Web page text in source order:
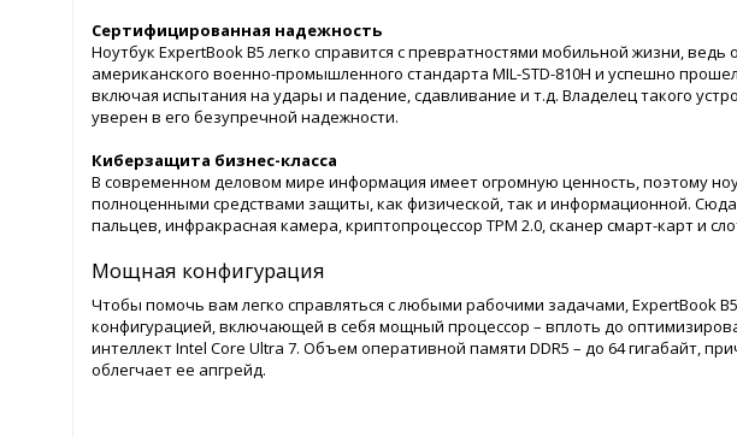
Сертифицированная надежность
Ноутбук ExpertBook B5 легко справится с превратностями мобильной жизни, ведь
американского военно-промышленного стандарта MIL-STD-810H и успешно
включая испытания на удары и падение, сдавливание и т.д. Владелец такого
уверен в его безупречной надежности.
Киберзащита бизнес-класса
В современном деловом мире информация имеет огромную ценность, поэтому
полноценными средствами защиты, как физической, так и информационной.
пальцев, инфракрасная камера, криптопроцессор TPM 2.0, сканер смарт-карт и
Мощная конфигурация
Чтобы помочь вам легко справляться с любыми рабочими задачами, ExpertBook
конфигурацией, включающей в себя мощный процессор – вплоть до
интеллект Intel Core Ultra 7. Объем оперативной памяти DDR5 – до 64 гигабайт,
облегчает ее апгрейд.